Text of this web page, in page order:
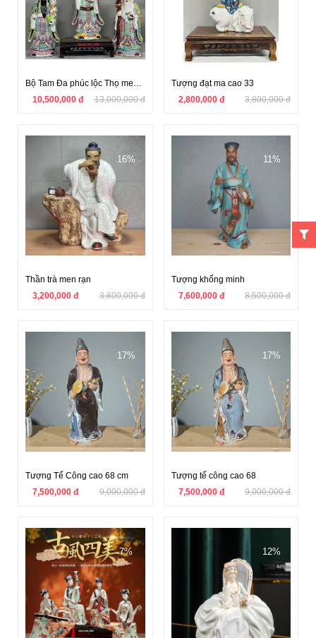
Bộ Tam Đa phúc lộc Thọ men gấm
10,500,000 đ
13,000,000 đ
Tượng đạt ma cao 33
2,800,000 đ
3,800,000 đ
16%
Thần trà men rạn
3,200,000 đ
3,800,000 đ
11%
Tượng khổng minh
7,600,000 đ
8,500,000 đ
17%
Tượng Tế Công cao 68 cm
7,500,000 đ
9,000,000 đ
17%
Tượng tế công cao 68
7,500,000 đ
9,000,000 đ
7% 12%